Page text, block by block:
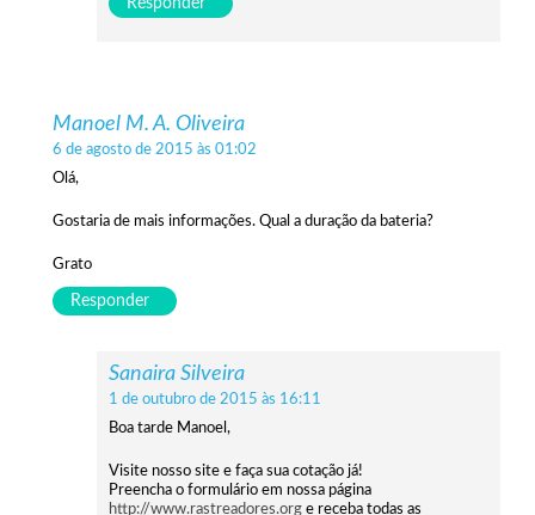
Responder
Manoel M. A. Oliveira
6 de agosto de 2015 às 01:02
Olá,
Gostaria de mais informações. Qual a duração da bateria?
Grato
Responder
Sanaira Silveira
1 de outubro de 2015 às 16:11
Boa tarde Manoel,
Visite nosso site e faça sua cotação já!
Preencha o formulário em nossa página
http://www.rastreadores.org e receba todas as